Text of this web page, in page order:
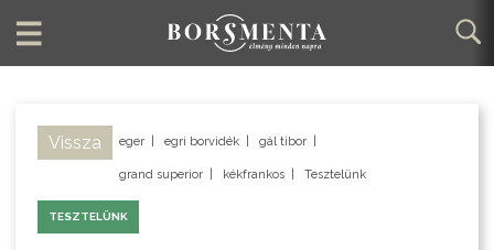
Vissza eger egri borvidék gál tibor
grand superior kékfrankos Tesztelünk
TESZTELÜNK